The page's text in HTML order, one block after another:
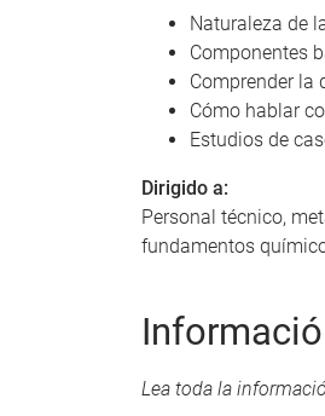
Naturaleza de
Componentes
Comprender la
Cómo hablar
Estudios de
Dirigido a:
Personal técnico,
fundamentos
Lea toda la